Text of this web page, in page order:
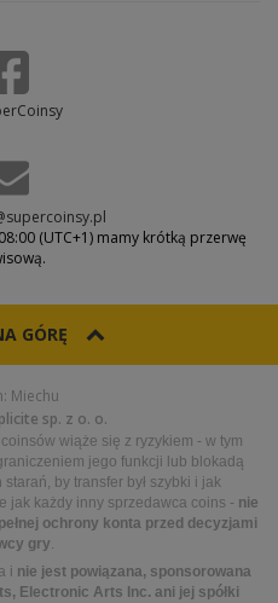
(UTC+1) mamy krótką przerwę
GÓRĘ
Miechu
sp. z o. o.
wiąże się z ryzykiem - w tym
jego funkcji lub blokadą
by transfer był szybki i jak
jak każdy inny sprzedawca coins - nie
ochrony konta przed decyzjami
gry.
i nie jest powiązana, sponsorowana
Electronic Arts Inc. ani jej spółki